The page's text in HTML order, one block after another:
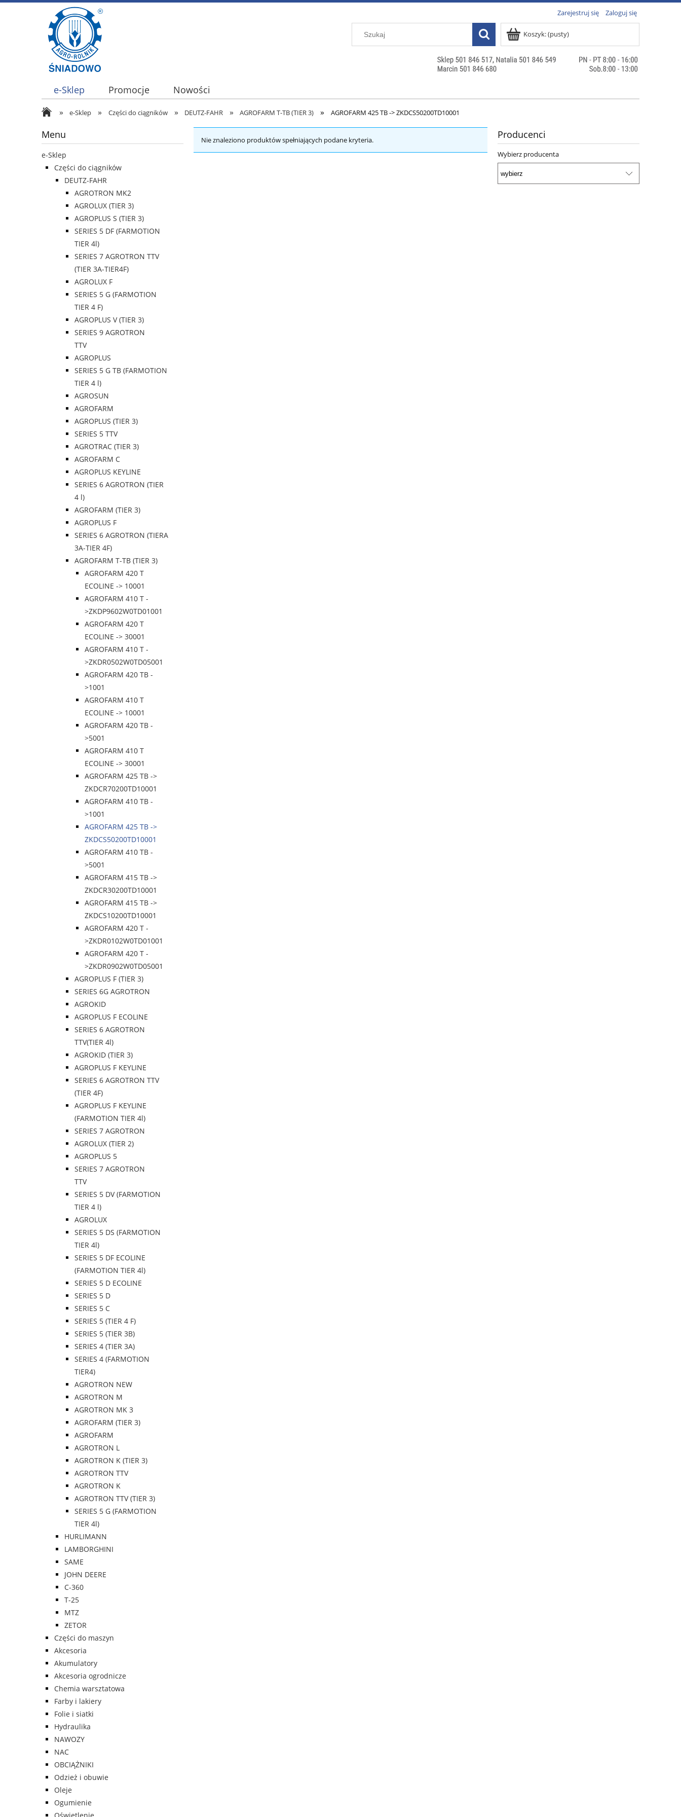
Zarejestruj się Zaloguj się
Koszyk:(pusty)
e-Sklep Promocje Nowości
» e-Sklep » Części do ciągników » DEUTZ-FAHR » AGROFARM T-TB (TIER 3) » AGROFARM 425 TB -> ZKDCS50200TD10001
Menu
e-Sklep
Części do ciągników
DEUTZ-FAHR
AGROTRON MK2
AGROLUX (TIER 3)
AGROPLUS S (TIER 3)
SERIES 5 DF (FARMOTION
TIER 4l)
SERIES 7 AGROTRON TTV
(TIER 3A-TIER4F)
AGROLUX F
SERIES 5 G (FARMOTION
TIER 4 F)
AGROPLUS V (TIER 3)
SERIES 9 AGROTRON
TTV
AGROPLUS
SERIES 5 G TB (FARMOTION
TIER 4 l)
AGROSUN
AGROFARM
AGROPLUS (TIER 3)
SERIES 5 TTV
AGROTRAC (TIER 3)
AGROFARM C
AGROPLUS KEYLINE
SERIES 6 AGROTRON (TIER
4 l)
AGROFARM (TIER 3)
AGROPLUS F
SERIES 6 AGROTRON (TIERA
3A-TIER 4F)
AGROFARM T-TB (TIER 3)
AGROFARM 420 T
ECOLINE -> 10001
AGROFARM 410 T -
>ZKDP9602W0TD01001
AGROFARM 420 T
ECOLINE -> 30001
AGROFARM 410 T -
>ZKDR0502W0TD05001
AGROFARM 420 TB -
>1001
AGROFARM 410 T
ECOLINE -> 10001
AGROFARM 420 TB -
>5001
AGROFARM 410 T
ECOLINE -> 30001
AGROFARM 425 TB ->
ZKDCR70200TD10001
AGROFARM 410 TB -
>1001
AGROFARM 425 TB ->
ZKDCS50200TD10001
AGROFARM 410 TB -
>5001
AGROFARM 415 TB ->
ZKDCR30200TD10001
AGROFARM 415 TB ->
ZKDCS10200TD10001
AGROFARM 420 T -
>ZKDR0102W0TD01001
AGROFARM 420 T -
>ZKDR0902W0TD05001
AGROPLUS F (TIER 3)
SERIES 6G AGROTRON
AGROKID
AGROPLUS F ECOLINE
SERIES 6 AGROTRON
TTV(TIER 4l)
AGROKID (TIER 3)
AGROPLUS F KEYLINE
SERIES 6 AGROTRON TTV
(TIER 4F)
AGROPLUS F KEYLINE
(FARMOTION TIER 4l)
SERIES 7 AGROTRON
AGROLUX (TIER 2)
AGROPLUS 5
SERIES 7 AGROTRON
TTV
SERIES 5 DV (FARMOTION
TIER 4 l)
AGROLUX
SERIES 5 DS (FARMOTION
TIER 4l)
SERIES 5 DF ECOLINE
(FARMOTION TIER 4l)
SERIES 5 D ECOLINE
SERIES 5 D
SERIES 5 C
SERIES 5 (TIER 4 F)
SERIES 5 (TIER 3B)
SERIES 4 (TIER 3A)
SERIES 4 (FARMOTION
TIER4)
AGROTRON NEW
AGROTRON M
AGROTRON MK 3
AGROFARM (TIER 3)
AGROFARM
AGROTRON L
AGROTRON K (TIER 3)
AGROTRON TTV
AGROTRON K
AGROTRON TTV (TIER 3)
SERIES 5 G (FARMOTION
TIER 4l)
HURLIMANN
LAMBORGHINI
SAME
JOHN DEERE
C-360
T-25
MTZ
ZETOR
Części do maszyn
Akcesoria
Akumulatory
Akcesoria ogrodnicze
Chemia warsztatowa
Farby i lakiery
Folie i siatki
Hydraulika
NAWOZY
NAC
OBCIĄŻNIKI
Odzież i obuwie
Oleje
Ogumienie
Nie znaleziono produktów spełniających podane kryteria. Producenci
Wybierz producenta